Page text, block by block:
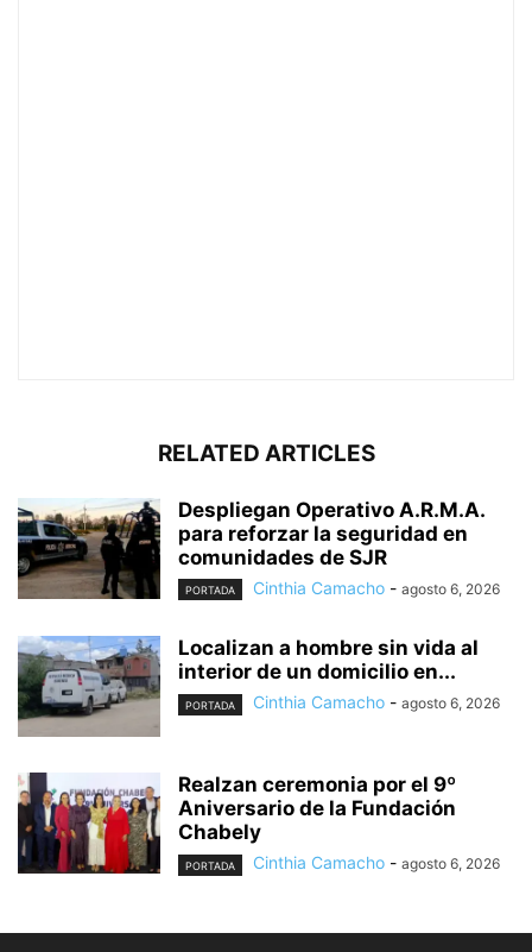
RELATED ARTICLES
Despliegan Operativo A.R.M.A.
para reforzar la seguridad en
comunidades de SJR
PORTADA Cinthia Camacho - agosto 6, 2026
Localizan a hombre sin vida al
interior de un domicilio en...
PORTADA Cinthia Camacho - agosto 6, 2026
Realzan ceremonia por el 9º
Aniversario de la Fundación
Chabely
PORTADA Cinthia Camacho - agosto 6, 2026